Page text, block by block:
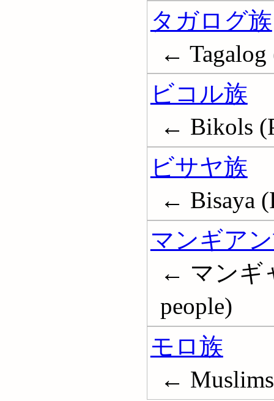
タガログ族
← Tagalog
ビコル族
← Bikols
ビサヤ族
← Bisaya
マンギア
← マンギ
people)
モロ族
←